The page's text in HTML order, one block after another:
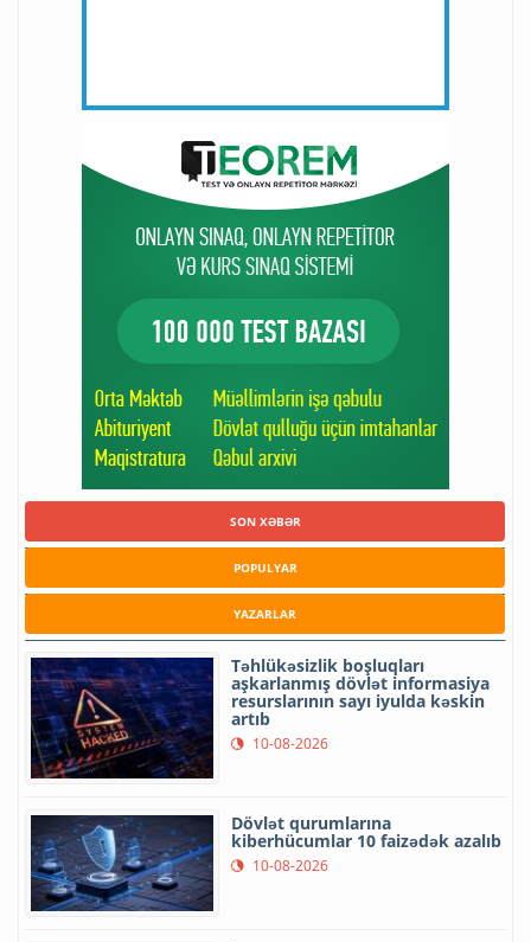
SON XƏBƏR
POPULYAR
YAZARLAR
Təhlükəsizlik boşluqları
aşkarlanmış dövlət informasiya
resurslarının sayı iyulda kəskin
artıb
10-08-2026
Dövlət qurumlarına
kiberhücumlar 10 faizədək azalıb
10-08-2026